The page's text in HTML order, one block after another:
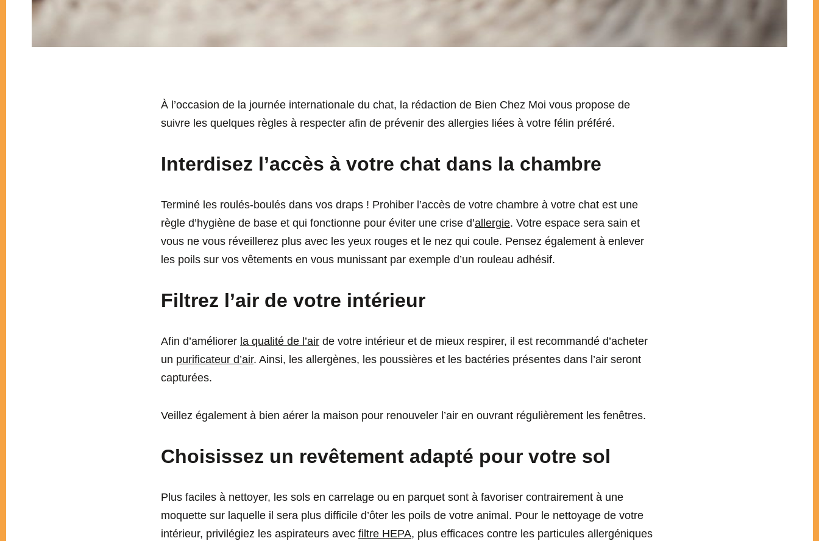
À l’occasion de la journée internationale du chat, la rédaction de Bien Chez Moi vous propose de
suivre les quelques règles à respecter afin de prévenir des allergies liées à votre félin préféré.
Interdisez l’accès à votre chat dans la chambre
Terminé les roulés-boulés dans vos draps ! Prohiber l’accès de votre chambre à votre chat est une
règle d’hygiène de base et qui fonctionne pour éviter une crise d’allergie. Votre espace sera sain et
vous ne vous réveillerez plus avec les yeux rouges et le nez qui coule. Pensez également à enlever
les poils sur vos vêtements en vous munissant par exemple d’un rouleau adhésif.
Filtrez l’air de votre intérieur
Afin d’améliorer la qualité de l’air de votre intérieur et de mieux respirer, il est recommandé d’acheter
un purificateur d’air. Ainsi, les allergènes, les poussières et les bactéries présentes dans l’air seront
capturées.
Veillez également à bien aérer la maison pour renouveler l’air en ouvrant régulièrement les fenêtres.
Choisissez un revêtement adapté pour votre sol
Plus faciles à nettoyer, les sols en carrelage ou en parquet sont à favoriser contrairement à une
moquette sur laquelle il sera plus difficile d’ôter les poils de votre animal. Pour le nettoyage de votre
intérieur, privilégiez les aspirateurs avec filtre HEPA, plus efficaces contre les particules allergéniques